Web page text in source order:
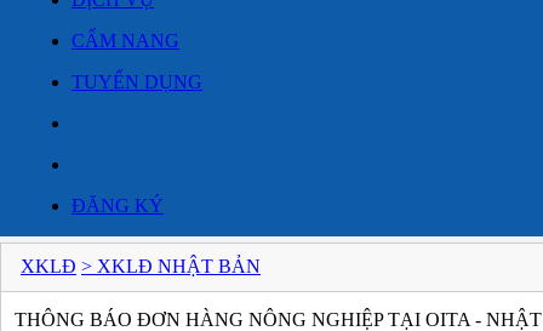
CẨM NANG
TUYỂN DỤNG
ĐĂNG KÝ
XKLĐ > XKLĐ NHẬT BẢN
THÔNG BÁO ĐƠN HÀNG NÔNG NGHIỆP TẠI OITA -